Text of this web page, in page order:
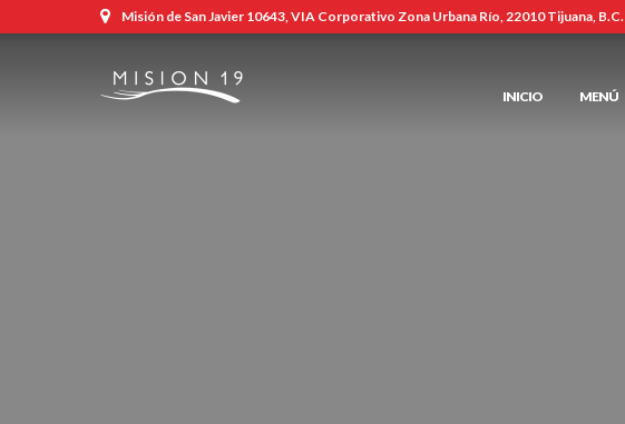
Misión de San Javier 10643, VIA Corporativo Zona Urbana Río, 22010 Tijuana, B.C.
INICIO MENÚ